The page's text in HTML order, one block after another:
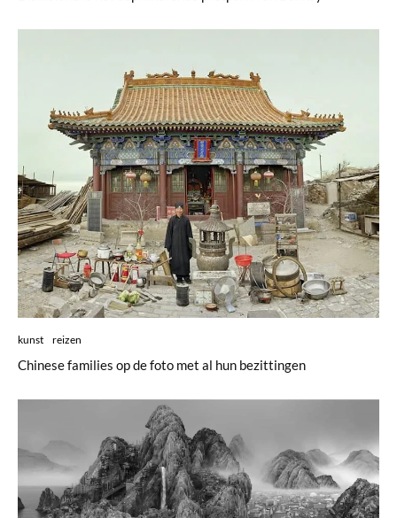
kunst reizen
Chinese families op de foto met al hun bezittingen